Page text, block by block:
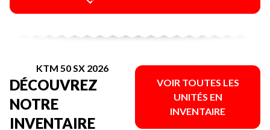
KTM 50 SX 2026
DÉCOUVREZ
NOTRE
INVENTAIRE
VOIR TOUTES LES
UNITÉS EN
INVENTAIRE